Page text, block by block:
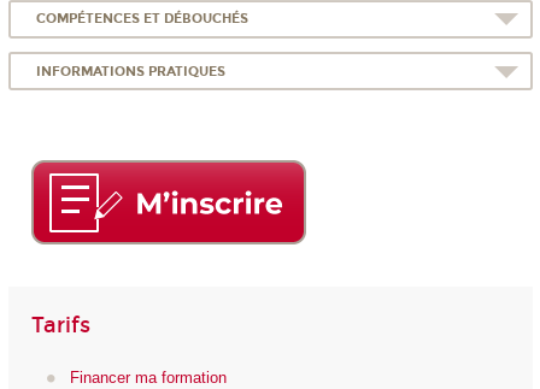
COMPÉTENCES ET DÉBOUCHÉS
INFORMATIONS PRATIQUES
Tarifs
Financer ma formation